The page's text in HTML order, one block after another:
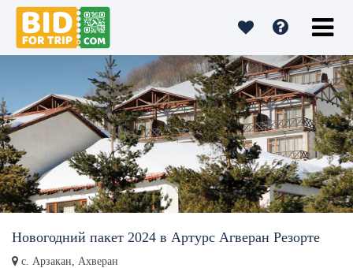
Новогодний пакет 2024 в Артурс Агверан Резорте
c. Арзакан, Ахверан